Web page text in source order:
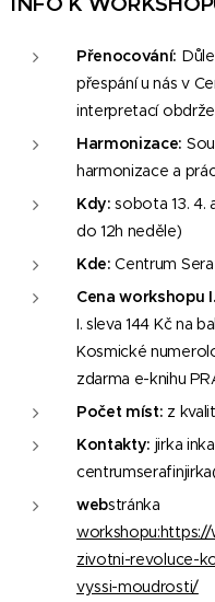
Přenocování:
přespání u nás v
interpretací
Harmonizace:
harmonizace a
Kdy: sobota 13. 4.
do 12h neděle)
Kde: Centrum
Cena workshopu
I. sleva 144 Kč na
Kosmické
zdarma e-knihu
Počet míst: z
Kontakty: jirka
webstránka
zivotni-revoluce-
vyssi-moudrosti/